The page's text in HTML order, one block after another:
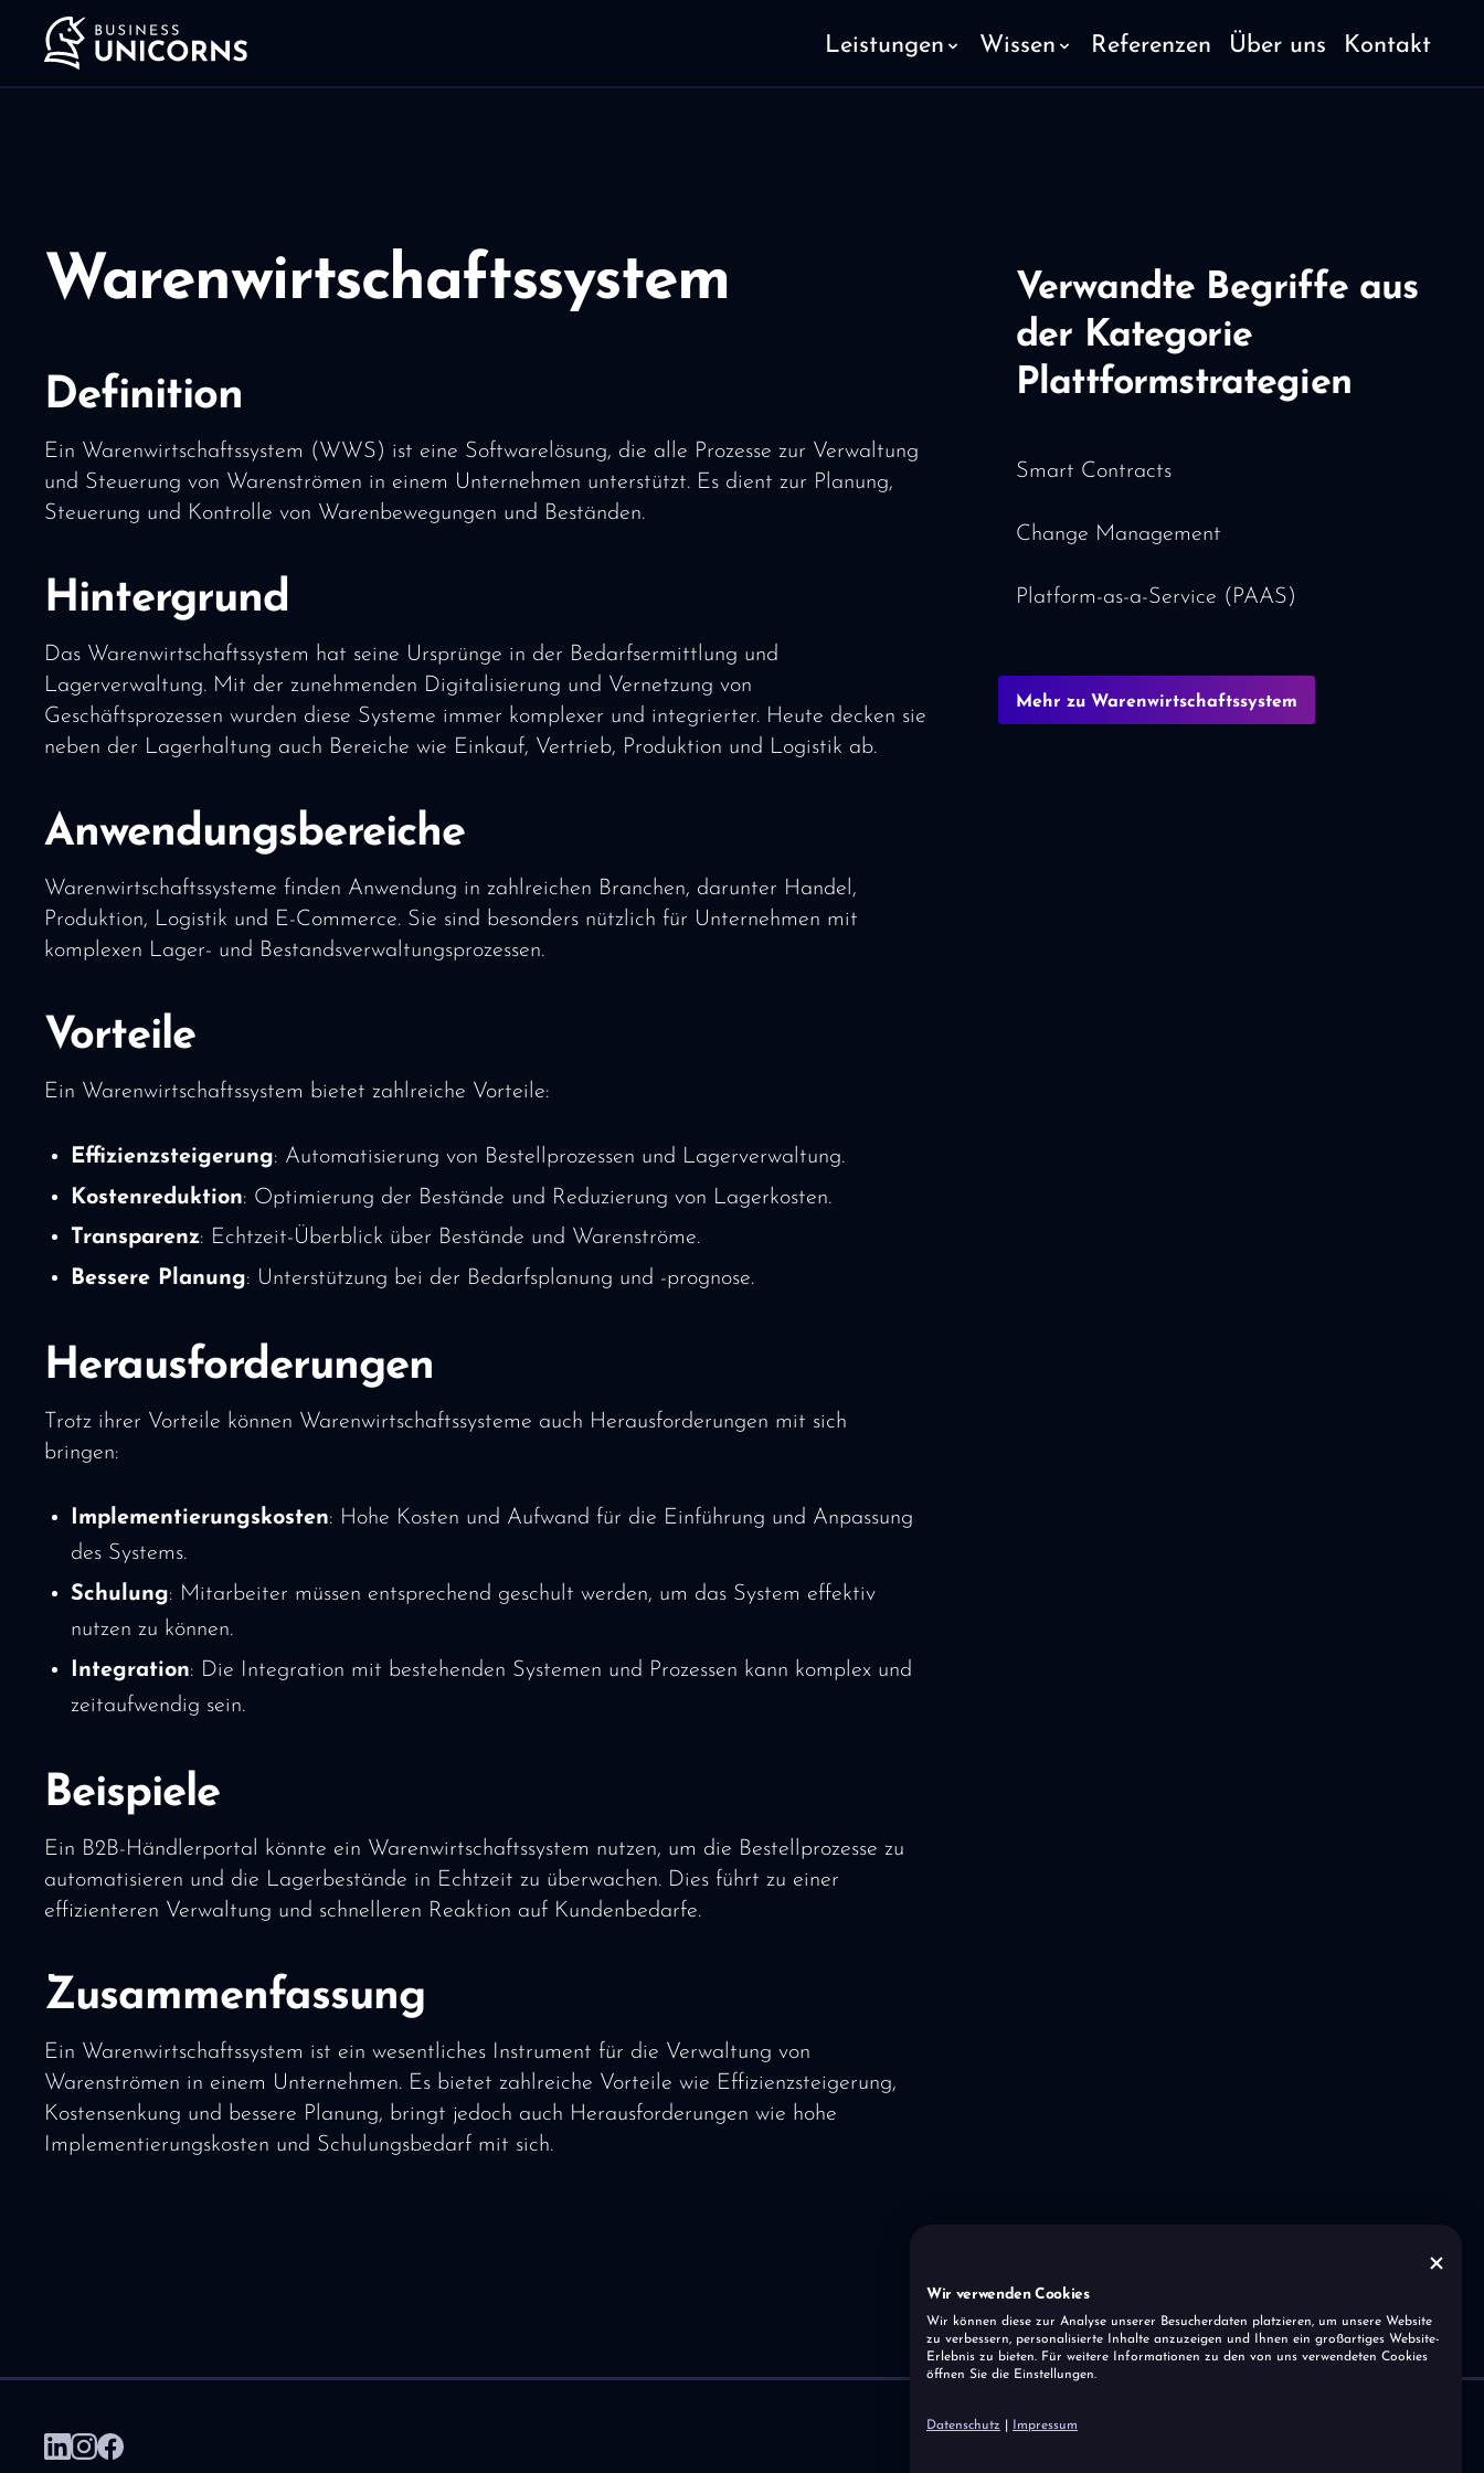
Leistungen Wissen Referenzen Über uns Kontakt
Warenwirtschaftssystem
Definition
Ein Warenwirtschaftssystem (WWS) ist eine Softwarelösung, die alle Prozesse zur Verwaltung
und Steuerung von Warenströmen in einem Unternehmen unterstützt. Es dient zur Planung,
Steuerung und Kontrolle von Warenbewegungen und Beständen.
Hintergrund
Das Warenwirtschaftssystem hat seine Ursprünge in der Bedarfsermittlung und
Lagerverwaltung. Mit der zunehmenden Digitalisierung und Vernetzung von
Geschäftsprozessen wurden diese Systeme immer komplexer und integrierter. Heute decken sie
neben der Lagerhaltung auch Bereiche wie Einkauf, Vertrieb, Produktion und Logistik ab.
Anwendungsbereiche
Warenwirtschaftssysteme finden Anwendung in zahlreichen Branchen, darunter Handel,
Produktion, Logistik und E-Commerce. Sie sind besonders nützlich für Unternehmen mit
komplexen Lager- und Bestandsverwaltungsprozessen.
Vorteile
Ein Warenwirtschaftssystem bietet zahlreiche Vorteile:
Effizienzsteigerung: Automatisierung von Bestellprozessen und Lagerverwaltung.
Kostenreduktion: Optimierung der Bestände und Reduzierung von Lagerkosten.
Transparenz: Echtzeit-Überblick über Bestände und Warenströme.
Bessere Planung: Unterstützung bei der Bedarfsplanung und -prognose.
Herausforderungen
Trotz ihrer Vorteile können Warenwirtschaftssysteme auch Herausforderungen mit sich
bringen:
Implementierungskosten: Hohe Kosten und Aufwand für die Einführung und Anpassung
des Systems.
Schulung: Mitarbeiter müssen entsprechend geschult werden, um das System effektiv
nutzen zu können.
Integration: Die Integration mit bestehenden Systemen und Prozessen kann komplex und
zeitaufwendig sein.
Beispiele
Ein B2B-Händlerportal könnte ein Warenwirtschaftssystem nutzen, um die Bestellprozesse zu
automatisieren und die Lagerbestände in Echtzeit zu überwachen. Dies führt zu einer
effizienteren Verwaltung und schnelleren Reaktion auf Kundenbedarfe.
Zusammenfassung
Ein Warenwirtschaftssystem ist ein wesentliches Instrument für die Verwaltung von
Warenströmen in einem Unternehmen. Es bietet zahlreiche Vorteile wie Effizienzsteigerung,
Kostensenkung und bessere Planung, bringt jedoch auch Herausforderungen wie hohe
Implementierungskosten und Schulungsbedarf mit sich.
Verwandte Begriffe aus
der Kategorie
Plattformstrategien
Smart Contracts
Change Management
Platform-as-a-Service (PAAS)
Mehr zu Warenwirtschaftssystem
Wir verwenden Cookies
Wir können diese zur Analyse unserer Besucherdaten platzieren, um unsere Website
zu verbessern, personalisierte Inhalte anzuzeigen und Ihnen ein großartiges Website-
Erlebnis zu bieten. Für weitere Informationen zu den von uns verwendeten Cookies
öffnen Sie die Einstellungen.
Datenschutz Impressum